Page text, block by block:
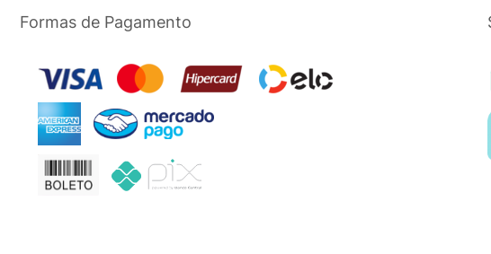
Formas de Pagamento